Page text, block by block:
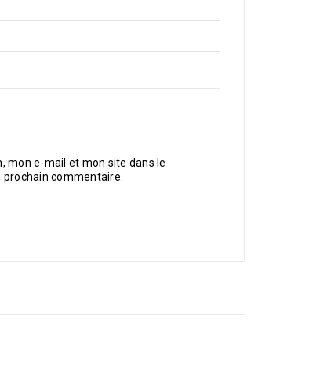
mon e-mail et mon site dans le
commentaire.